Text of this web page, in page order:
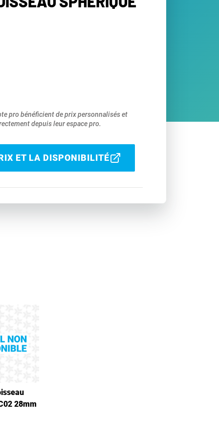
pro bénéficient de prix personnalisés et
depuis leur espace pro.
ET LA DISPONIBILITÉ
28mm